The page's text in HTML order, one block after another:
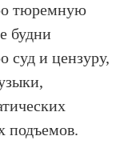
тюремную
будни
суд и цензуру,
подъемов.